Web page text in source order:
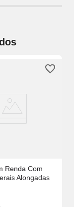
Renda Com
Alongadas